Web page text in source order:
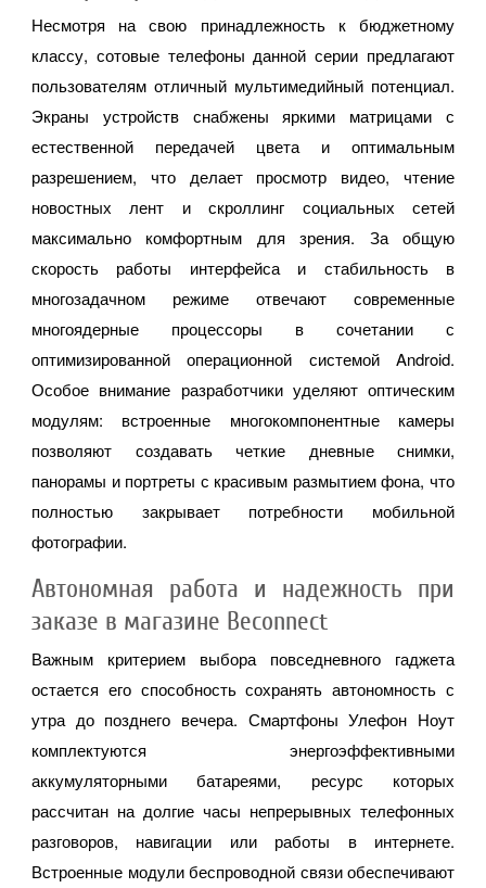
Несмотря на свою принадлежность к бюджетному
классу, сотовые телефоны данной серии предлагают
пользователям отличный мультимедийный потенциал.
Экраны устройств снабжены яркими матрицами с
естественной передачей цвета и оптимальным
разрешением, что делает просмотр видео, чтение
новостных лент и скроллинг социальных сетей
максимально комфортным для зрения. За общую
скорость работы интерфейса и стабильность в
многозадачном режиме отвечают современные
многоядерные процессоры в сочетании с
оптимизированной операционной системой Android.
Особое внимание разработчики уделяют оптическим
модулям: встроенные многокомпонентные камеры
позволяют создавать четкие дневные снимки,
панорамы и портреты с красивым размытием фона, что
полностью закрывает потребности мобильной
фотографии.
Автономная работа и надежность при
заказе в магазине Beconnect
Важным критерием выбора повседневного гаджета
остается его способность сохранять автономность с
утра до позднего вечера. Смартфоны Улефон Ноут
комплектуются энергоэффективными
аккумуляторными батареями, ресурс которых
рассчитан на долгие часы непрерывных телефонных
разговоров, навигации или работы в интернете.
Встроенные модули беспроводной связи обеспечивают